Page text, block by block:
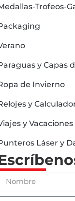
Trofeos-
y Capas
de Invierno
y
y Vacaciones
Láser y